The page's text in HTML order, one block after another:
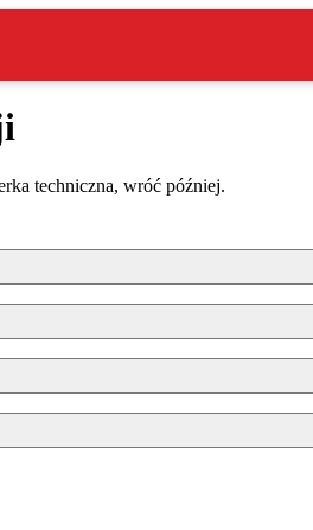
techniczna, wróć później.